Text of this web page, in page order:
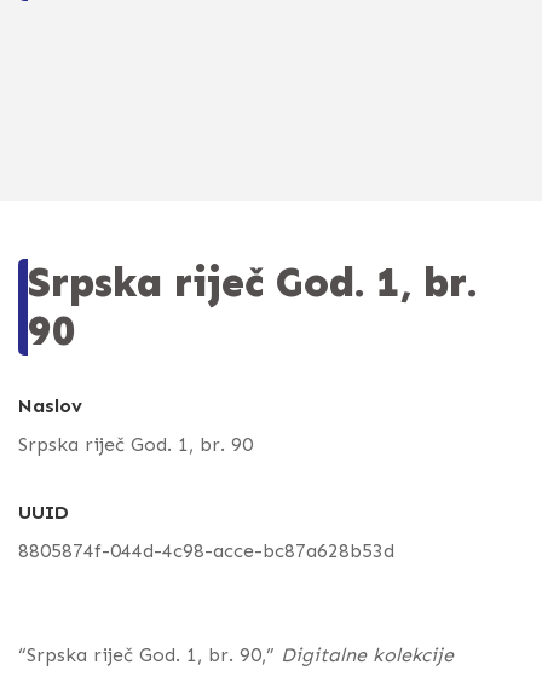
Srpska riječ God. 1, br.
90
Naslov
Srpska riječ God. 1, br. 90
UUID
8805874f-044d-4c98-acce-bc87a628b53d
“Srpska riječ God. 1, br. 90,” Digitalne kolekcije